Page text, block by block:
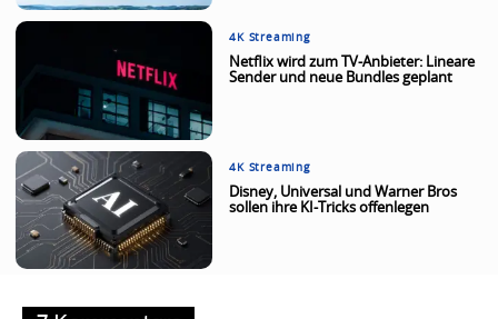
4K Streaming
Netflix wird zum TV-Anbieter: Lineare
Sender und neue Bundles geplant
4K Streaming
Disney, Universal und Warner Bros
sollen ihre KI-Tricks offenlegen